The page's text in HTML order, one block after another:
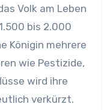
Volk am Leben
bis 2.000
Königin mehrere
wie Pestizide,
wird ihre
verkürzt.